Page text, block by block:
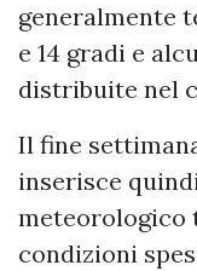
generalmente
e 14 gradi e
distribuite nel
Il fine
inserisce
meteorologico
condizioni